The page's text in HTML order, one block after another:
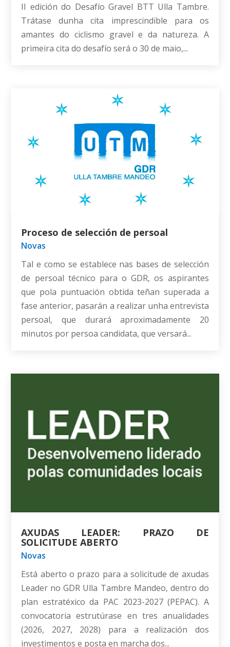
II edición do Desafío Gravel BTT Ulla Tambre.
Trátase dunha cita imprescindible para os
amantes do ciclismo gravel e da natureza. A
primeira cita do desafío será o 30 de maio,...
Proceso de selección de persoal
Novas
Tal e como se establece nas bases de selección
de persoal técnico para o GDR, os aspirantes
que pola puntuación obtida teñan superada a
fase anterior, pasarán a realizar unha entrevista
persoal, que durará aproximadamente 20
minutos por persoa candidata, que versará...
AXUDAS LEADER: PRAZO DE
SOLICITUDE ABERTO
Novas
Está aberto o prazo para a solicitude de axudas
Leader no GDR Ulla Tambre Mandeo, dentro do
plan estratéxico da PAC 2023-2027 (PEPAC). A
convocatoria estrutúrase en tres anualidades
(2026, 2027, 2028) para a realización dos
investimentos e posta en marcha dos...